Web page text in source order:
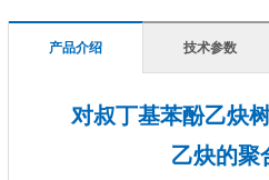
产品介绍 技术参数
对叔丁基苯酚乙炔
乙炔的聚